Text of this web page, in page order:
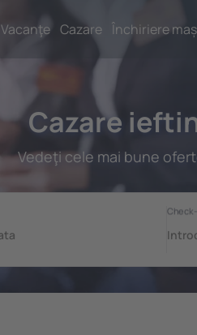
Vacanţe Cazare Închiriere
Cazare
Vedeţi cele mai bune